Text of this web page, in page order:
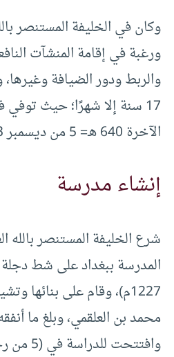
وكان في الخليفة المستنصر
ورغبة في إقامة المنشآت
والربط ودور الضيافة
الآخرة 640 هـ= 5 من ديسمبر 1243م).
إنشاء مدرسة
شرع الخليفة المستنصر بالله
1227م)، وقام على بنائها